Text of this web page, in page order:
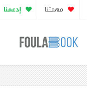
مهمتنا إدعمنا